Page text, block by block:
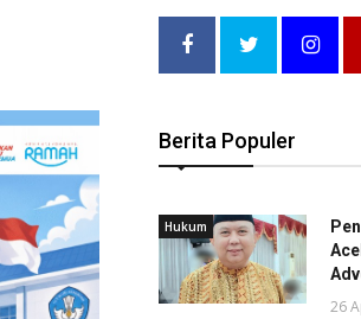
Berita Populer
Hukum
26